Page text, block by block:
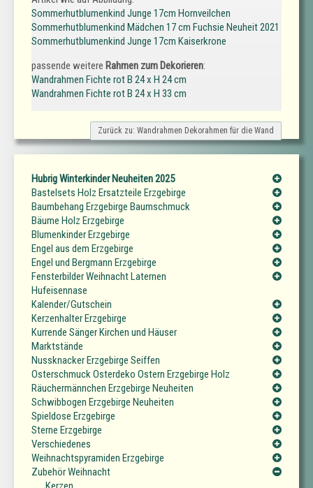
Sommerhutblumenkind Junge 17cm Hornveilchen
Sommerhutblumenkind Mädchen 17 cm Fuchsie Neuheit 2021
Sommerhutblumenkind Junge 17cm Kaiserkrone
passende weitere Rahmen zum Dekorieren:
Wandrahmen Fichte rot B 24 x H 24 cm
Wandrahmen Fichte rot B 24 x H 33 cm
Zurück zu: Wandrahmen Dekorahmen für die Wand
Hubrig Winterkinder Neuheiten 2025
Bastelsets Holz Ersatzteile Erzgebirge
Baumbehang Erzgebirge Baumschmuck
Bäume Holz Erzgebirge
Blumenkinder Erzgebirge
Engel aus dem Erzgebirge
Engel und Bergmann Erzgebirge
Fensterbilder Weihnacht Laternen
Hufeisennase
Kalender/Gutschein
Kerzenhalter Erzgebirge
Kurrende Sänger Kirchen und Häuser
Marktstände
Nussknacker Erzgebirge Seiffen
Osterschmuck Osterdeko Ostern Erzgebirge Holz
Räuchermännchen Erzgebirge Neuheiten
Schwibbogen Erzgebirge Neuheiten
Spieldose Erzgebirge
Sterne Erzgebirge
Verschiedenes
Weihnachtspyramiden Erzgebirge
Zubehör Weihnacht